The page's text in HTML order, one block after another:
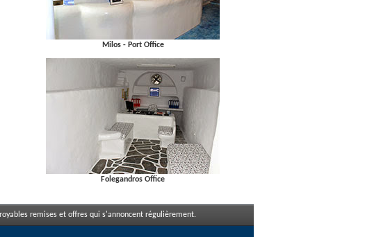
Milos - Port Office
Folegandros Office
remises et offres qui s'annoncent régulièrement.